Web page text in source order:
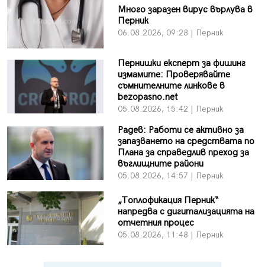
Много заразен вирус върлува в
Перник
06.08.2026, 09:28 | Перник
Пернишки експерт за фишинг
измамите: Проверявайте
съмнителните линкове в
bezopasno.net
05.08.2026, 15:42 | Перник
Радев: Работи се активно за
запазването на средствата по
Плана за справедлив преход за
въглищните райони
05.08.2026, 14:57 | Перник
„Топлофикация Перник“
напредва с дигитализацията на
отчетния процес
05.08.2026, 11:48 | Перник